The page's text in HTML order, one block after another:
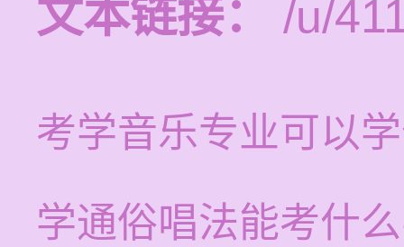
文本链接：
/u/
考学音乐专业可以
学通俗唱法能考什